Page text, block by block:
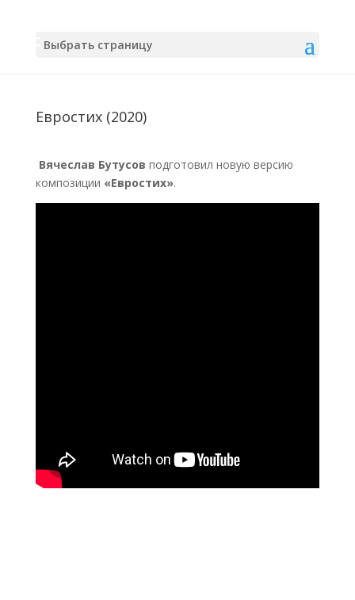
Выбрать страницу
Евростих (2020)
Вячеслав Бутусов подготовил новую версию
композиции «Евростих».